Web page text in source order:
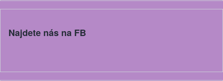
Najdete nás na FB